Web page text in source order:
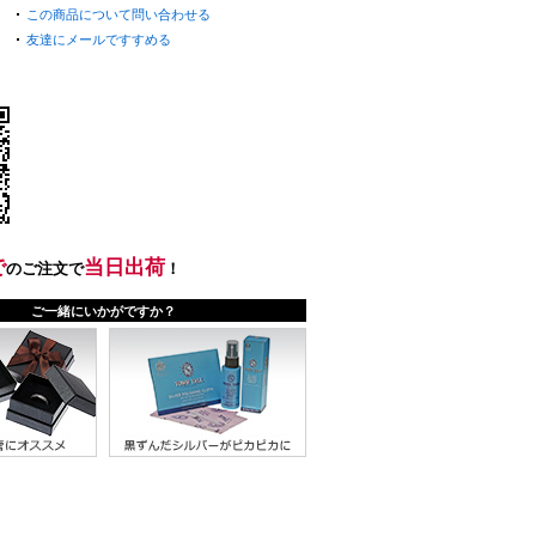
この商品について問い合わせる
友達にメールですすめる